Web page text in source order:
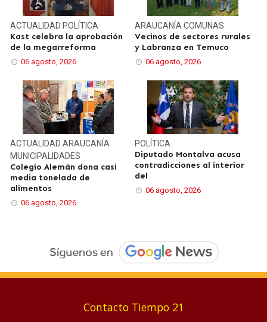
ACTUALIDAD POLÍTICA
Kast celebra la aprobación
de la megarreforma
06 agosto, 2026
ARAUCANÍA COMUNAS
Vecinos de sectores rurales
y Labranza en Temuco
06 agosto, 2026
ACTUALIDADARAUCANÍA
MUNICIPALIDADES
Colegio Alemán dona casi
media tonelada de
alimentos
06 agosto, 2026
POLÍTICA
Diputado Montalva acusa
contradicciones al interior
del
06 agosto, 2026
Contacto Tiempo 21